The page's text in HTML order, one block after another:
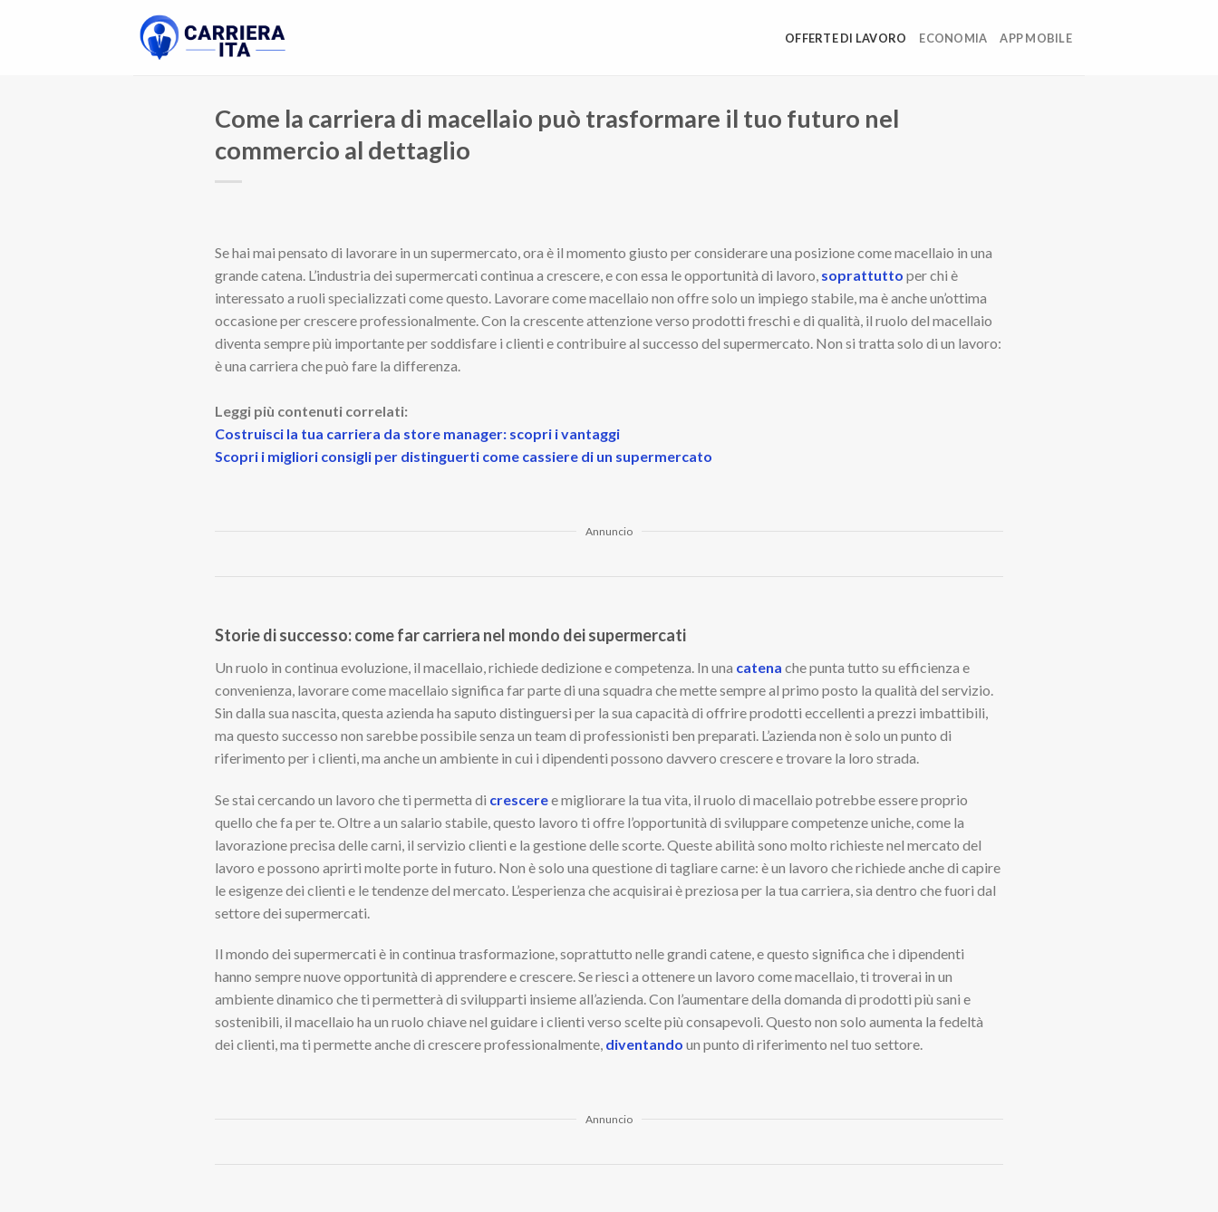
OFFERTE DI LAVORO ECONOMIA APP MOBILE
Come la carriera di macellaio può trasformare il tuo futuro nel
commercio al dettaglio
Se hai mai pensato di lavorare in un supermercato, ora è il momento giusto per considerare una posizione come macellaio in una
grande catena. L’industria dei supermercati continua a crescere, e con essa le opportunità di lavoro, soprattutto per chi è
interessato a ruoli specializzati come questo. Lavorare come macellaio non offre solo un impiego stabile, ma è anche un’ottima
occasione per crescere professionalmente. Con la crescente attenzione verso prodotti freschi e di qualità, il ruolo del macellaio
diventa sempre più importante per soddisfare i clienti e contribuire al successo del supermercato. Non si tratta solo di un lavoro:
è una carriera che può fare la differenza.
Leggi più contenuti correlati:
Costruisci la tua carriera da store manager: scopri i vantaggi
Scopri i migliori consigli per distinguerti come cassiere di un supermercato
Annuncio
Storie di successo: come far carriera nel mondo dei supermercati
Un ruolo in continua evoluzione, il macellaio, richiede dedizione e competenza. In una catena che punta tutto su efficienza e
convenienza, lavorare come macellaio significa far parte di una squadra che mette sempre al primo posto la qualità del servizio.
Sin dalla sua nascita, questa azienda ha saputo distinguersi per la sua capacità di offrire prodotti eccellenti a prezzi imbattibili,
ma questo successo non sarebbe possibile senza un team di professionisti ben preparati. L’azienda non è solo un punto di
riferimento per i clienti, ma anche un ambiente in cui i dipendenti possono davvero crescere e trovare la loro strada.
Se stai cercando un lavoro che ti permetta di cresceree migliorare la tua vita, il ruolo di macellaio potrebbe essere proprio
quello che fa per te. Oltre a un salario stabile, questo lavoro ti offre l’opportunità di sviluppare competenze uniche, come la
lavorazione precisa delle carni, il servizio clienti e la gestione delle scorte. Queste abilità sono molto richieste nel mercato del
lavoro e possono aprirti molte porte in futuro. Non è solo una questione di tagliare carne: è un lavoro che richiede anche di capire
le esigenze dei clienti e le tendenze del mercato. L’esperienza che acquisirai è preziosa per la tua carriera, sia dentro che fuori dal
settore dei supermercati.
Il mondo dei supermercati è in continua trasformazione, soprattutto nelle grandi catene, e questo significa che i dipendenti
hanno sempre nuove opportunità di apprendere e crescere. Se riesci a ottenere un lavoro come macellaio, ti troverai in un
ambiente dinamico che ti permetterà di svilupparti insieme all’azienda. Con l’aumentare della domanda di prodotti più sani e
sostenibili, il macellaio ha un ruolo chiave nel guidare i clienti verso scelte più consapevoli. Questo non solo aumenta la fedeltà
dei clienti, ma ti permette anche di crescere professionalmente, diventando un punto di riferimento nel tuo settore.
Annuncio